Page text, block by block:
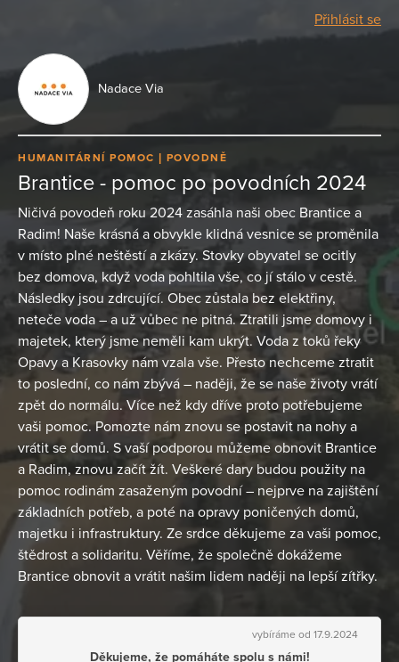
Přihlásit se
Nadace Via
HUMANITÁRNÍ POMOC POVODNĚ
Brantice - pomoc po povodních 2024
Ničivá povodeň roku 2024 zasáhla naši obec Brantice a
Radim! Naše krásná a obvykle klidná vesnice se proměnila
v místo plné neštěstí a zkázy. Stovky obyvatel se ocitly
bez domova, když voda pohltila vše, co jí stálo v cestě.
Následky jsou zdrcující. Obec zůstala bez elektřiny,
neteče voda – a už vůbec ne pitná. Ztratili jsme domovy i
majetek, který jsme neměli kam ukrýt. Voda z toků řeky
Opavy a Krasovky nám vzala vše. Přesto nechceme ztratit
to poslední, co nám zbývá – naději, že se naše životy vrátí
zpět do normálu. Více než kdy dříve proto potřebujeme
vaši pomoc. Pomozte nám znovu se postavit na nohy a
vrátit se domů. S vaší podporou můžeme obnovit Brantice
a Radim, znovu začít žít. Veškeré dary budou použity na
pomoc rodinám zasaženým povodní – nejprve na zajištění
základních potřeb, a poté na opravy poničených domů,
majetku i infrastruktury. Ze srdce děkujeme za vaši pomoc,
štědrost a solidaritu. Věříme, že společně dokážeme
Brantice obnovit a vrátit našim lidem naději na lepší zítřky.
vybíráme od 17.9.2024
Děkujeme, že pomáháte spolu s námi!